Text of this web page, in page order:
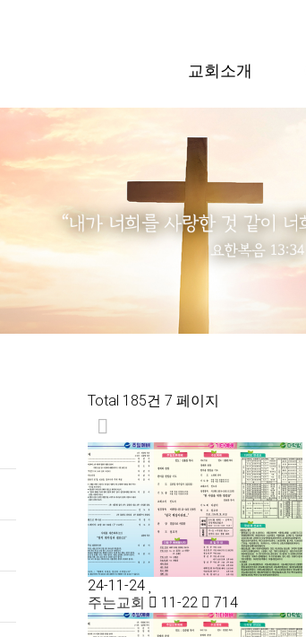
교회소개
Total 185건 7 페이지
24-11-24
주는교회
11-22 714